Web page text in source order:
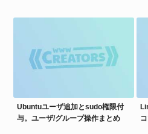
Ubuntuユーザ追加とsudo権限付
与。ユーザ/グループ操作まとめ